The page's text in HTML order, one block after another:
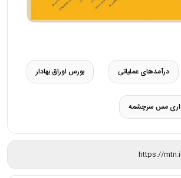
درآمدهای عملیاتی بورس اوراق بهادار
مس سرچشمه
https://